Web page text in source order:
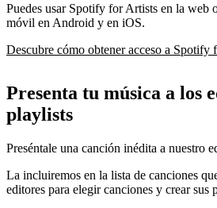
Puedes usar Spotify for Artists en la web
móvil en Android y en iOS.
Descubre cómo obtener acceso a Spotify
Presenta tu música a los
playlists
Preséntale una canción inédita a nuestro
La incluiremos en la lista de canciones
editores para elegir canciones y crear sus